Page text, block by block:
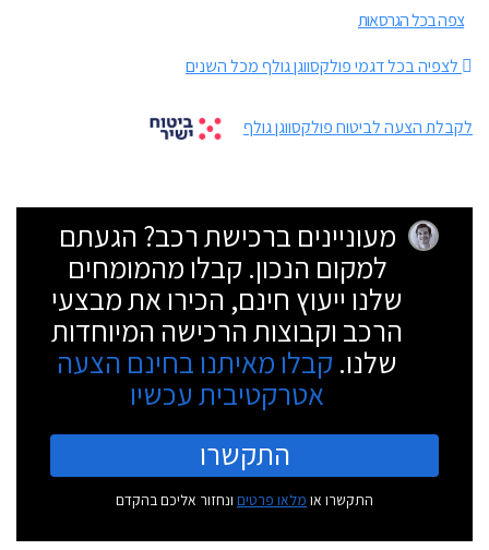
צפה בכל הגרסאות
לצפיה בכל דגמי פולקסווגן גולף מכל השנים
לקבלת הצעה לביטוח פולקסווגן גולף
מעוניינים ברכישת רכב? הגעתם
למקום הנכון. קבלו מהמומחים
שלנו ייעוץ חינם, הכירו את מבצעי
הרכב וקבוצות הרכישה המיוחדות
שלנו. קבלו מאיתנו בחינם הצעה
אטרקטיבית עכשיו
התקשרו
התקשרו או מלאו פרטים ונחזור אליכם בהקדם